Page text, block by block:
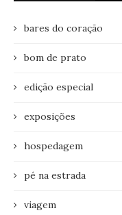
bares do coração
bom de prato
edição especial
exposições
hospedagem
pé na estrada
viagem